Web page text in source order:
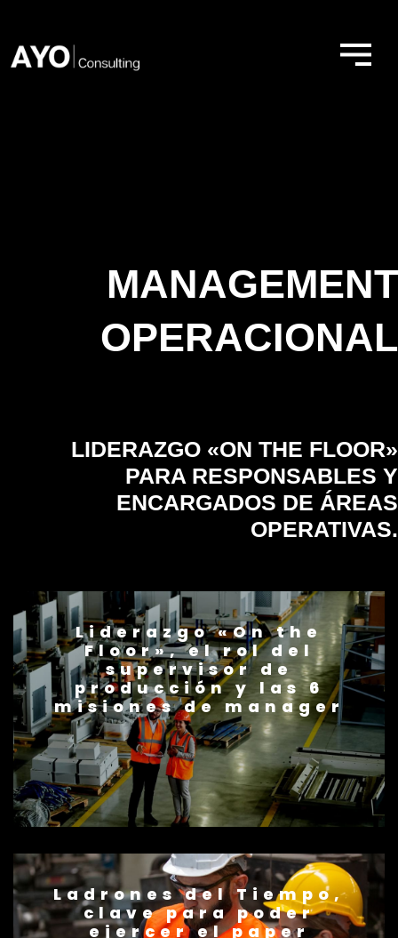
contenido
MANAGEMENT
OPERACIONAL
LIDERAZGO «ON THE FLOOR»
PARA RESPONSABLES Y
ENCARGADOS DE ÁREAS
OPERATIVAS.
Liderazgo «On the
Floor», el rol del
supervisor de
producción y las 6
misiones de manager
Ladrones del Tiempo,
clave para poder
ejercer el paper